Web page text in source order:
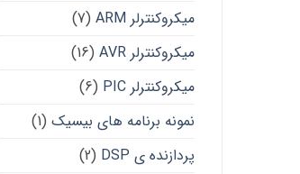
میکروکنترلر ARM
(7)
میکروکنترلر AVR
(16)
میکروکنترلر PIC
(6)
نمونه برنامه های بیسیک (1)
پردازنده ی DSP
(2)